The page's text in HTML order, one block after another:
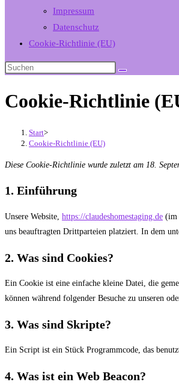
Impressum
Datenschutz
Cookie-Richtlinie (EU)
Cookie-Richtlinie
Start>
Cookie-Richtlinie (EU)
Diese Cookie-Richtlinie wurde zuletzt am 18.
1. Einführung
Unsere Website, https://claudeshomestaging.de (im
uns beauftragten Drittparteien platziert. In dem
2. Was sind Cookies?
Ein Cookie ist eine einfache kleine Datei, die
können während folgender Besuche zu unseren
3. Was sind Skripte?
Ein Script ist ein Stück Programmcode, das
4. Was ist ein Web Beacon?